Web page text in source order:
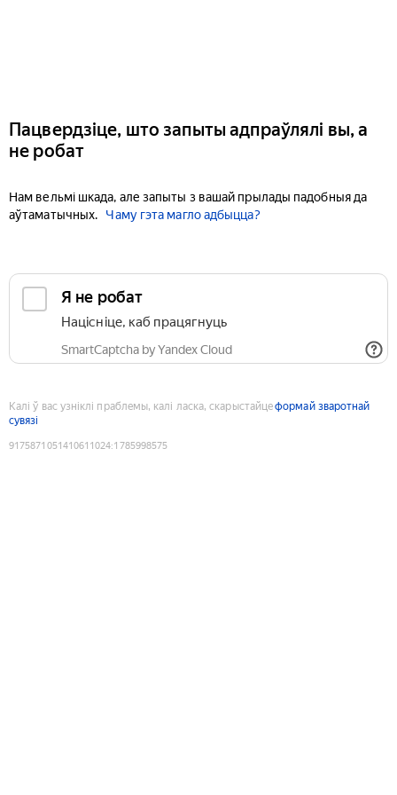
Пацвердзіце, што запыты адпраўлялі вы, а
не робат
Нам вельмі шкада, але запыты з вашай прылады падобныя да
аўтаматычных.
Чаму гэта магло адбыцца?
Я не робат
Націсніце, каб працягнуць
SmartCaptcha by Yandex Cloud
Калі ў вас узніклі праблемы, калі ласка, скарыстайцеформай зваротнай
сувязі
9175871051410611024:1785998575